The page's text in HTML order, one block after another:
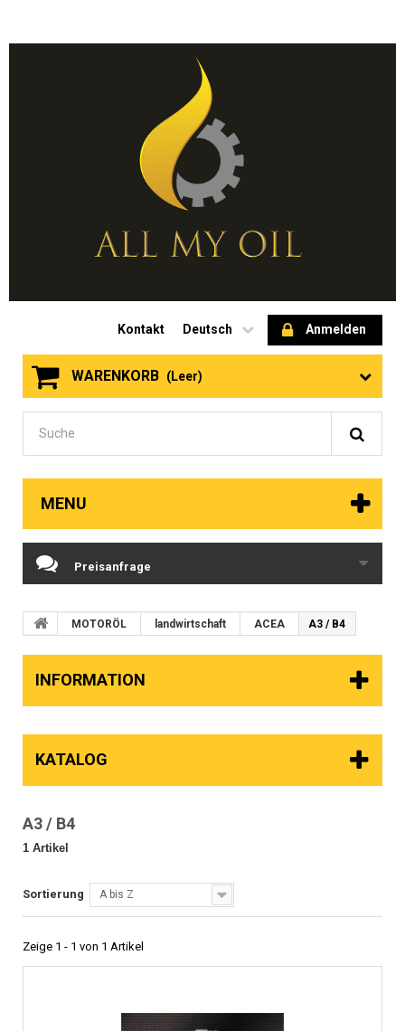
Anmelden
Deutsch
Kontakt
WARENKORB (Leer)
MENU
Preisanfrage
MOTORÖL landwirtschaft ACEA A3 / B4
INFORMATION
KATALOG
A3 / B4
1 Artikel
Sortierung A bis Z
Zeige 1 - 1 von 1 Artikel